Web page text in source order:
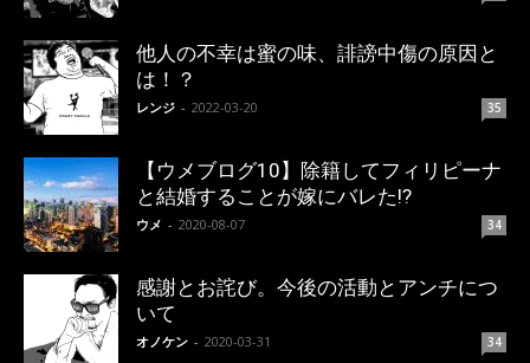
他人の不幸は蜜の味、誹謗中傷の原因と
は！？
レンジ - 2022-03-20 35
【ウメブログ10】除籍してフィリピーナ
と結婚することが嫁にバレた!?
ウメ - 2020-08-07 34
感謝とお詫び。今後の活動とアンチにつ
いて
オノケン - 2020-03-31 34